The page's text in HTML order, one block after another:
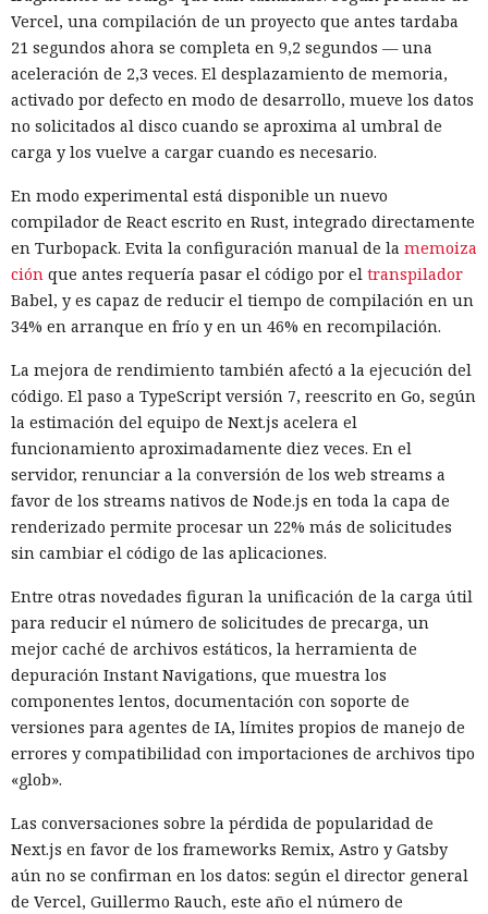
Vercel, una compilación de un proyecto que antes tardaba
21 segundos ahora se completa en 9,2 segundos — una
aceleración de 2,3 veces. El desplazamiento de memoria,
activado por defecto en modo de desarrollo, mueve los datos
no solicitados al disco cuando se aproxima al umbral de
carga y los vuelve a cargar cuando es necesario.
En modo experimental está disponible un nuevo
compilador de React escrito en Rust, integrado directamente
en Turbopack. Evita la configuración manual de la memoiza
ción que antes requería pasar el código por el transpilador
Babel, y es capaz de reducir el tiempo de compilación en un
34% en arranque en frío y en un 46% en recompilación.
La mejora de rendimiento también afectó a la ejecución del
código. El paso a TypeScript versión 7, reescrito en Go, según
la estimación del equipo de Next.js acelera el
funcionamiento aproximadamente diez veces. En el
servidor, renunciar a la conversión de los web streams a
favor de los streams nativos de Node.js en toda la capa de
renderizado permite procesar un 22% más de solicitudes
sin cambiar el código de las aplicaciones.
Entre otras novedades figuran la unificación de la carga útil
para reducir el número de solicitudes de precarga, un
mejor caché de archivos estáticos, la herramienta de
depuración Instant Navigations, que muestra los
componentes lentos, documentación con soporte de
versiones para agentes de IA, límites propios de manejo de
errores y compatibilidad con importaciones de archivos tipo
«glob».
Las conversaciones sobre la pérdida de popularidad de
Next.js en favor de los frameworks Remix, Astro y Gatsby
aún no se confirman en los datos: según el director general
de Vercel, Guillermo Rauch, este año el número de